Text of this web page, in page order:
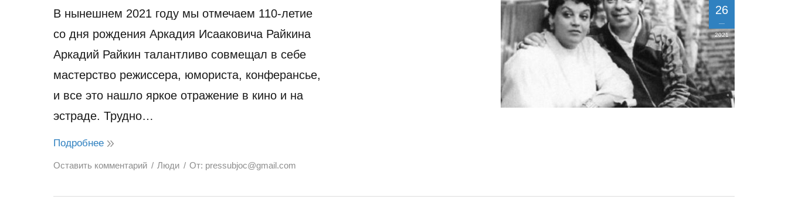
В нынешнем 2021 году мы отмечаем 110-летие
со дня рождения Аркадия Исааковича Райкина
Аркадий Райкин талантливо совмещал в себе
мастерство режиссера, юмориста, конферансье,
и все это нашло яркое отражение в кино и на
эстраде. Трудно…
Подробнее
Оставить комментарий Люди От: pressubjoc@gmail.com
26
2021